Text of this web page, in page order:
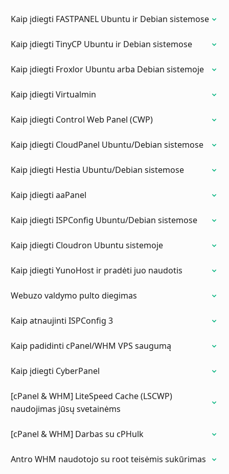
Kaip įdiegti FASTPANEL Ubuntu ir Debian sistemose
Kaip įdiegti TinyCP Ubuntu ir Debian sistemose
Kaip įdiegti Froxlor Ubuntu arba Debian sistemoje
Kaip įdiegti Virtualmin
Kaip įdiegti Control Web Panel (CWP)
Kaip įdiegti CloudPanel Ubuntu/Debian sistemose
Kaip įdiegti Hestia Ubuntu/Debian sistemose
Kaip įdiegti aaPanel
Kaip įdiegti ISPConfig Ubuntu/Debian sistemose
Kaip įdiegti Cloudron Ubuntu sistemoje
Kaip įdiegti YunoHost ir pradėti juo naudotis
Webuzo valdymo pulto diegimas
Kaip atnaujinti ISPConfig 3
Kaip padidinti cPanel/WHM VPS saugumą
Kaip įdiegti CyberPanel
[cPanel & WHM] LiteSpeed Cache (LSCWP)
naudojimas jūsų svetainėms
[cPanel & WHM] Darbas su cPHulk
Antro WHM naudotojo su root teisėmis sukūrimas